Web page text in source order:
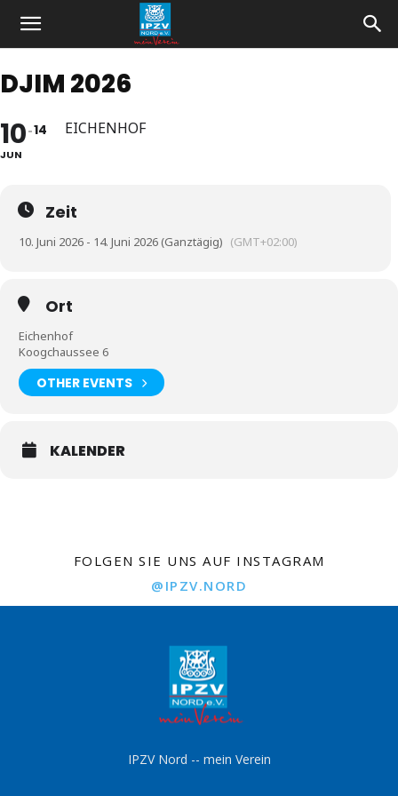
DJIM 2026
10
JUN
14 EICHENHOF
Zeit
10. Juni 2026 - 14. Juni 2026 (Ganztägig) (GMT+02:00)
Ort
Eichenhof
Koogchaussee 6
OTHER EVENTS
KALENDER
FOLGEN SIE UNS AUF INSTAGRAM
@IPZV.NORD
IPZV Nord -- mein Verein